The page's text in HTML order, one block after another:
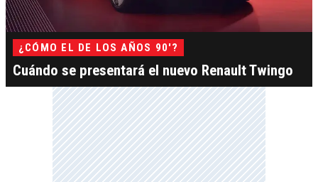
¿CÓMO EL DE LOS AÑOS 90'?
Cuándo se presentará el nuevo Renault Twingo